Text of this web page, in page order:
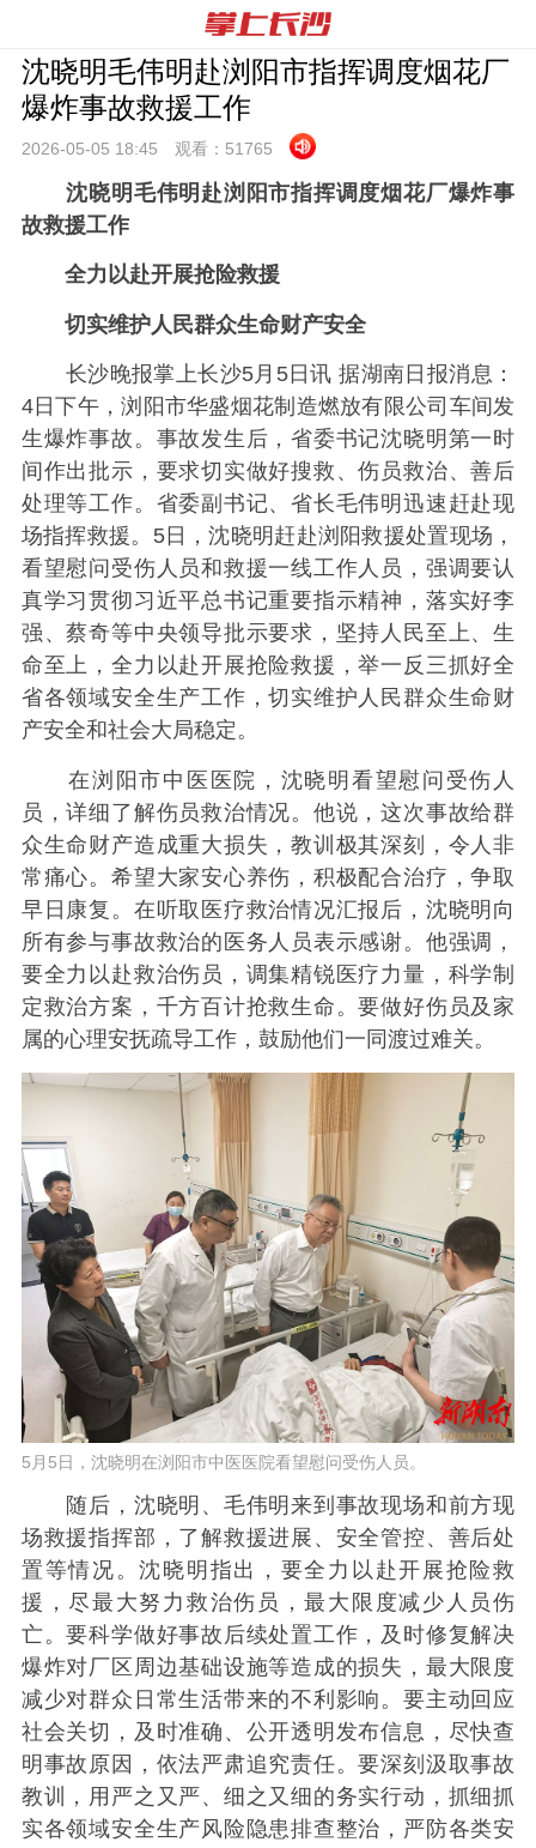
沈晓明毛伟明赴浏阳市指挥调度烟花厂
爆炸事故救援工作
2026-05-05 18:45 观看： 51765
沈晓明毛伟明赴浏阳市指挥调度烟花厂爆炸事
故救援工作
全力以赴开展抢险救援
切实维护人民群众生命财产安全
长沙晚报掌上长沙5月5日讯 据湖南日报消息：
4日下午，浏阳市华盛烟花制造燃放有限公司车间发
生爆炸事故。事故发生后，省委书记沈晓明第一时
间作出批示，要求切实做好搜救、伤员救治、善后
处理等工作。省委副书记、省长毛伟明迅速赶赴现
场指挥救援。5日，沈晓明赶赴浏阳救援处置现场，
看望慰问受伤人员和救援一线工作人员，强调要认
真学习贯彻习近平总书记重要指示精神，落实好李
强、蔡奇等中央领导批示要求，坚持人民至上、生
命至上，全力以赴开展抢险救援，举一反三抓好全
省各领域安全生产工作，切实维护人民群众生命财
产安全和社会大局稳定。
在浏阳市中医医院，沈晓明看望慰问受伤人
员，详细了解伤员救治情况。他说，这次事故给群
众生命财产造成重大损失，教训极其深刻，令人非
常痛心。希望大家安心养伤，积极配合治疗，争取
早日康复。在听取医疗救治情况汇报后，沈晓明向
所有参与事故救治的医务人员表示感谢。他强调，
要全力以赴救治伤员，调集精锐医疗力量，科学制
定救治方案，千方百计抢救生命。要做好伤员及家
属的心理安抚疏导工作，鼓励他们一同渡过难关。
5月5日，沈晓明在浏阳市中医医院看望慰问受伤人员。
随后，沈晓明、毛伟明来到事故现场和前方现
场救援指挥部，了解救援进展、安全管控、善后处
置等情况。沈晓明指出，要全力以赴开展抢险救
援，尽最大努力救治伤员，最大限度减少人员伤
亡。要科学做好事故后续处置工作，及时修复解决
爆炸对厂区周边基础设施等造成的损失，最大限度
减少对群众日常生活带来的不利影响。要主动回应
社会关切，及时准确、公开透明发布信息，尽快查
明事故原因，依法严肃追究责任。要深刻汲取事故
教训，用严之又严、细之又细的务实行动，抓细抓
实各领域安全生产风险隐患排查整治，严防各类安